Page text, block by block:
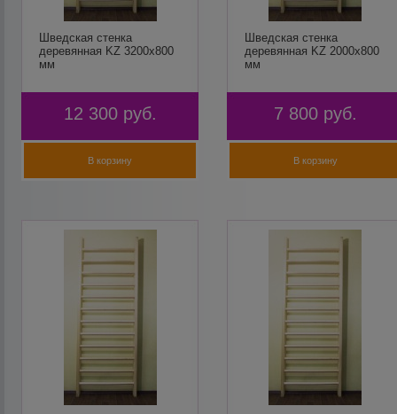
Шведская стенка
деревянная KZ 3200х800
мм
12 300 руб.
В корзину
Шведская стенка
деревянная KZ 2000х800
мм
7 800 руб.
В корзину